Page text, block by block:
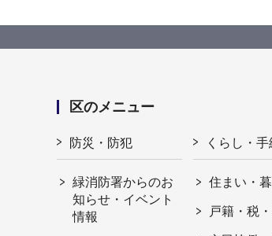
区のメニュー
防災・防犯
緑消防署からのお
知らせ・イベント
情報
くらし・手
住まい・
戸籍・税